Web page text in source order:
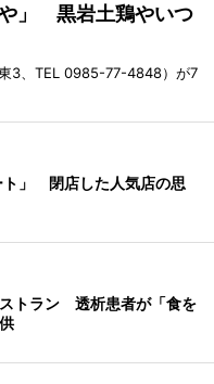
」 黒岩土鶏やいつ
3、TEL 0985-77-4848）が7
ト」 閉店した人気店の思
トラン 透析患者が「食を